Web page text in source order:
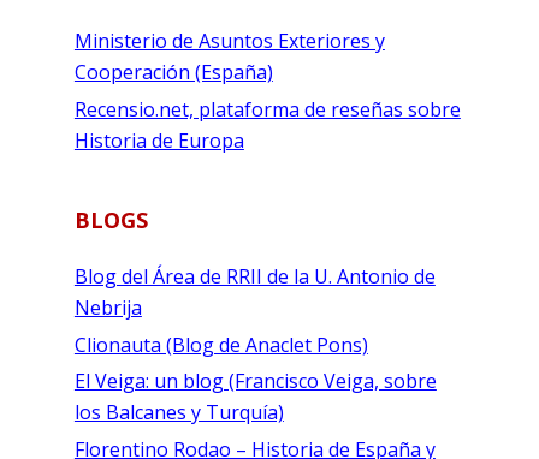
Ministerio de Asuntos Exteriores y
Cooperación (España)
Recensio.net, plataforma de reseñas sobre
Historia de Europa
BLOGS
Blog del Área de RRII de la U. Antonio de
Nebrija
Clionauta (Blog de Anaclet Pons)
El Veiga: un blog (Francisco Veiga, sobre
los Balcanes y Turquía)
Florentino Rodao – Historia de España y